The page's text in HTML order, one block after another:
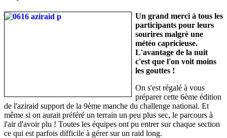
Un grand merci à tous les
participants pour leurs
sourires malgrè une
météo capricieuse.
L'avantage de la nuit
c'est que l'on voit moins
les gouttes !
On s'est régalé à vous
préparer cette 6ème édition
de l'aziraid support de la 9ème manche du challenge national. Et
même si on aurait préféré un terrain un peu plus sec, le parcours à
l'air d'avoir plu ! Toutes les équipes ont pu entrer sur chaque section
ce qui est parfois difficile à gérer sur un raid long.